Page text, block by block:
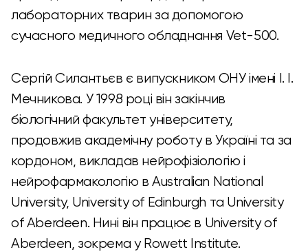
лабораторних тварин за допомогою
сучасного медичного обладнання Vet-500.
Сергій Силантьєв є випускником ОНУ імені І. І.
Мечникова. У 1998 році він закінчив
біологічний факультет університету,
продовжив академічну роботу в Україні та за
кордоном, викладав нейрофізіологію і
нейрофармакологію в Australian National
University, University of Edinburgh та University
of Aberdeen. Нині він працює в University of
Aberdeen, зокрема у Rowett Institute.